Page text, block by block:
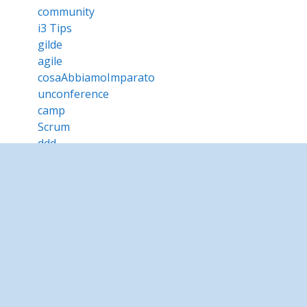
community
i3 Tips
gilde
agile
cosaAbbiamoImparato
unconference
camp
Scrum
ddd